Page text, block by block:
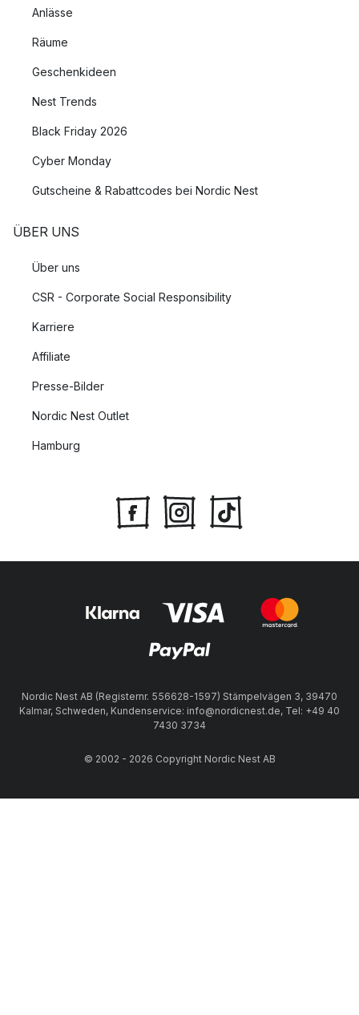
Anlässe
Räume
Geschenkideen
Nest Trends
Black Friday 2026
Cyber Monday
Gutscheine & Rabattcodes bei Nordic Nest
ÜBER UNS
Über uns
CSR - Corporate Social Responsibility
Karriere
Affiliate
Presse-Bilder
Nordic Nest Outlet
Hamburg
Nordic Nest AB (Registernr. 556628-1597) Stämpelvägen 3, 39470
Kalmar, Schweden, Kundenservice: info@nordicnest.de, Tel: +49 40
7430 3734
© 2002 - 2026 Copyright Nordic Nest AB